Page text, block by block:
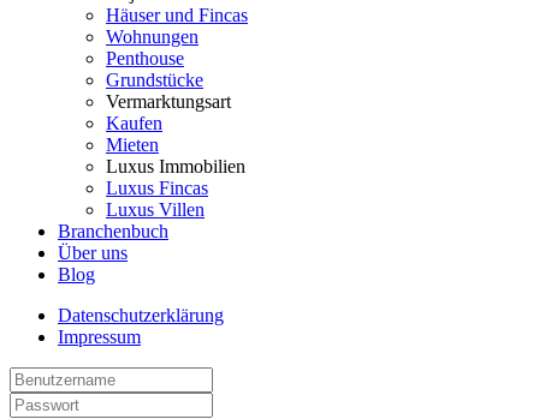
Häuser und Fincas
Wohnungen
Penthouse
Grundstücke
Vermarktungsart
Kaufen
Mieten
Luxus Immobilien
Luxus Fincas
Luxus Villen
Branchenbuch
Über uns
Blog
Datenschutzerklärung
Impressum